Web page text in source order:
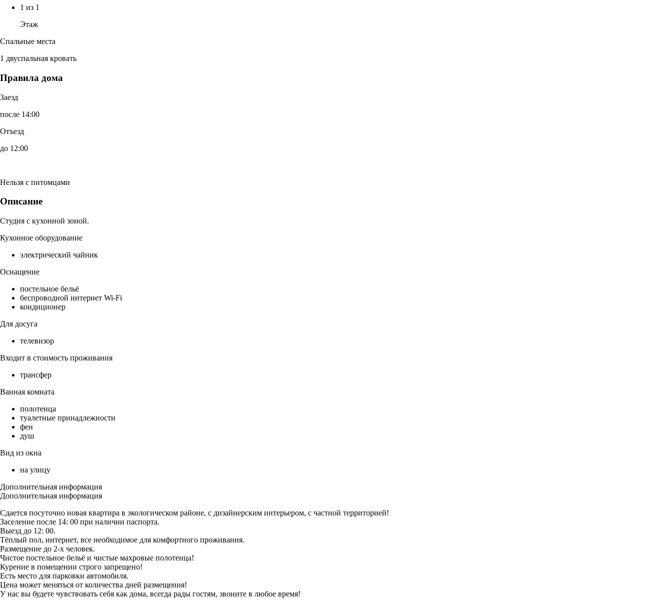
1 из 1
Этаж
Спальные места
1 двуспальная кровать
Правила дома
Заезд
после 14:00
Отъезд
до 12:00
Нельзя с питомцами
Описание
Студия с кухонной зоной.
Кухонное оборудование
электрический чайник
Оснащение
постельное бельё
беспроводной интернет Wi-Fi
кондиционер
Для досуга
телевизор
Входит в стоимость проживания
трансфер
Ванная комната
полотенца
туалетные принадлежности
фен
душ
Вид из окна
на улицу
Дополнительная информация
Дополнительная информация
Сдается посуточно новая квартира в экологическом районе, с дизайнерским интерьером, с частной территорией!
Заселение после 14: 00 при наличии паспорта.
Выезд до 12: 00.
Тёплый пол, интернет, все необходимое для комфортного проживания.
Размещение до 2-х человек.
Чистое постельное бельё и чистые махровые полотенца!
Курение в помещении строго запрещено!
Есть место для парковки автомобиля.
Цена может меняться от количества дней размещения!
У нас вы будете чувствовать себя как дома, всегда рады гостям, звоните в любое время!